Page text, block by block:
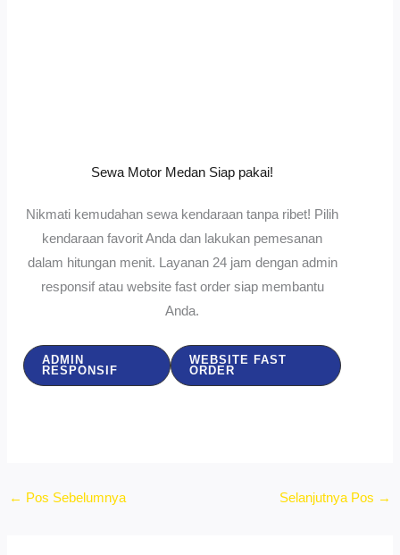
Sewa Motor Medan Siap pakai!
Nikmati kemudahan sewa kendaraan tanpa ribet! Pilih
kendaraan favorit Anda dan lakukan pemesanan
dalam hitungan menit. Layanan 24 jam dengan admin
responsif atau website fast order siap membantu
Anda.
ADMIN
RESPONSIF
WEBSITE FAST
ORDER
← Pos Sebelumnya Selanjutnya Pos →